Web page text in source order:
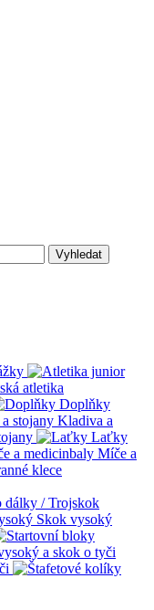
Vyhledat
atletika
Doplňky
Kladiva a
Laťky
Míče a
klece
dálky / Trojskok
Skok vysoký